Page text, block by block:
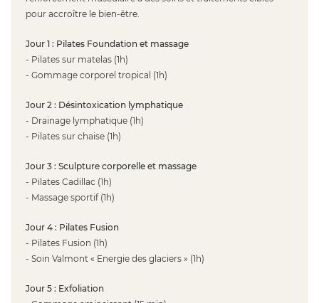
pour accroître le bien-être.
Jour 1 : Pilates Foundation et massage
- Pilates sur matelas (1h)
- Gommage corporel tropical (1h)
Jour 2 : Désintoxication lymphatique
- Drainage lymphatique (1h)
- Pilates sur chaise (1h)
Jour 3 : Sculpture corporelle et massage
- Pilates Cadillac (1h)
- Massage sportif (1h)
Jour 4 : Pilates Fusion
- Pilates Fusion (1h)
- Soin Valmont « Energie des glaciers » (1h)
Jour 5 : Exfoliation